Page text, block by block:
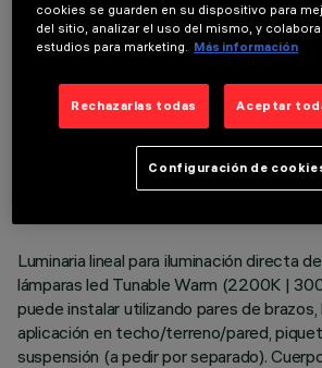
DATOS TÉCNICOS
ÚLTIMA ACTUALIZACIÓN: 06/08/2026
Luminaria lineal para iluminación directa
lámparas led Tunable Warm (2200K |
puede instalar utilizando pares de brazos,
aplicación en techo/terreno/pared,
suspensión (a pedir por separado).
cookies se guarden en su dispositivo para
del sitio, analizar el uso del mismo, y
estudios para marketing.
Más información
Rechazarlas todas Aceptar
Configuración de